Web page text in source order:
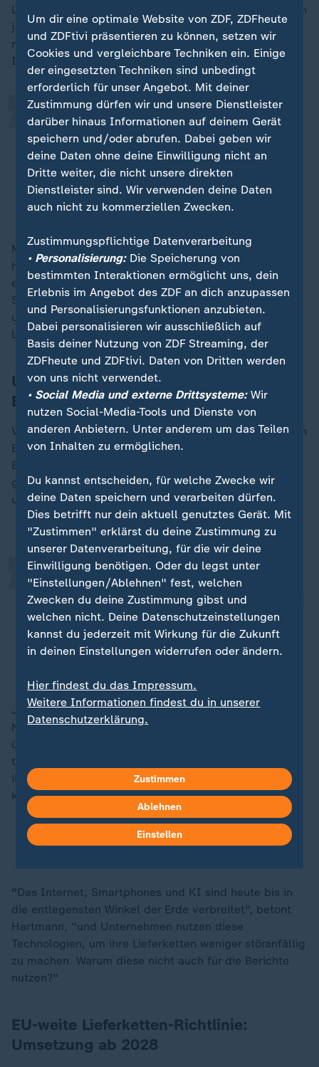
Lieferkettengesetz" ist dies ein Rückschritt: "Wir sehen
ja heute schon, dass das Lieferkettengesetz bereits
nach zwei Jahren wirkt", sagt Heike Drillisch von der
Initiative.
Wenn man jetzt die Berichtspflichten
abschafft und vor allem auch die
Sanktionen, dann zieht man dem
Gesetz praktisch die Zähne.
„
Heike Drillisch, Initiative Lieferkettengesetz
Man lade Unternehmen dazu ein, nicht mehr so genau
hinzuschauen, kritisiert sie. Die Berichtspflicht sei
eines der zentralen Kernelemente der
Sorgfaltspflichten. Sie sei essenziell, um Transparenz
und Vertrauen herzustellen, so die Initiative
Lieferkettengesetz.
Unternehmen klagen über zu viel
Bürokratie
Viele mittelständische Unternehmen verbinden mit den
Berichtspflichten allerdings eine übermäßige
Bürokratie, die viel zu viel Zeit kostet und abgeschafft
gehört, so Achim Dercks von der Deutschen Industrie-
und Handelskammer:
Es ist richtig, dass die
Berichtspflichten wegfallen. Berichte
allein helfen den Menschenrechten
und dem Umweltschutz nicht.
„
Julia Hartmann, Professorin für Management und
Nachhaltigkeit an der EBS Universität Oestrich-Winkel,
überzeugt das nicht. Sie weist darauf hin, dass
technologische Entwicklungen den Unternehmen und
ihren Berichtspflichten durchaus in die Hände spielen
könnten.
Bonpflicht, Lieferkettengesetz, Statistik: Wie
" Das Internet, Smartphones und KI sind heute bis in
die entlegensten Winkel der Erde verbreitet", betont
Hartmann, "und Unternehmen nutzen diese
Technologien, um ihre Lieferketten weniger störanfällig
zu machen. Warum diese nicht auch für die Berichte
nutzen?"
EU-weite Lieferketten-Richtlinie:
Umsetzung ab 2028
Um dir eine optimale Website von ZDF, ZDFheute
und ZDFtivi präsentieren zu können, setzen wir
Cookies und vergleichbare Techniken ein. Einige
der eingesetzten Techniken sind unbedingt
erforderlich für unser Angebot. Mit deiner
Zustimmung dürfen wir und unsere Dienstleister
darüber hinaus Informationen auf deinem Gerät
speichern und/oder abrufen. Dabei geben wir
deine Daten ohne deine Einwilligung nicht an
Dritte weiter, die nicht unsere direkten
Dienstleister sind. Wir verwenden deine Daten
auch nicht zu kommerziellen Zwecken.
Zustimmungspflichtige Datenverarbeitung
• Personalisierung:Die Speicherung von
bestimmten Interaktionen ermöglicht uns, dein
Erlebnis im Angebot des ZDF an dich anzupassen
und Personalisierungsfunktionen anzubieten.
Dabei personalisieren wir ausschließlich auf
Basis deiner Nutzung von ZDF Streaming, der
ZDFheute und ZDFtivi. Daten von Dritten werden
von uns nicht verwendet.
• Social Media und externe Drittsysteme:Wir
nutzen Social-Media-Tools und Dienste von
anderen Anbietern. Unter anderem um das Teilen
von Inhalten zu ermöglichen.
Du kannst entscheiden, für welche Zwecke wir
deine Daten speichern und verarbeiten dürfen.
Dies betrifft nur dein aktuell genutztes Gerät. Mit
"Zustimmen" erklärst du deine Zustimmung zu
unserer Datenverarbeitung, für die wir deine
Einwilligung benötigen. Oder du legst unter
"Einstellungen/Ablehnen" fest, welchen
Zwecken du deine Zustimmung gibst und
welchen nicht. Deine Datenschutzeinstellungen
kannst du jederzeit mit Wirkung für die Zukunft
in deinen Einstellungen widerrufen oder ändern.
Hier findest du das Impressum.
Weitere Informationen findest du in unserer
Datenschutzerklärung.
Zustimmen
Ablehnen
Einstellen